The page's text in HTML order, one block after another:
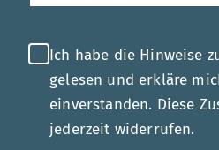
Ich habe die Hinweise
gelesen und erkläre
einverstanden. Diese
jederzeit widerrufen.